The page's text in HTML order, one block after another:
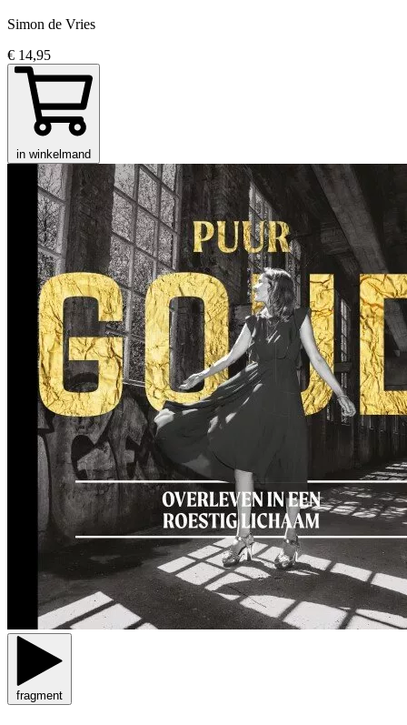
Simon de Vries
€ 14,95
in winkelmand
fragment